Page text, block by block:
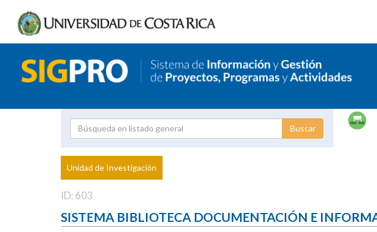
Proyecto
Investigador
Unidad de Investigación
ID: 603
SISTEMA BIBLIOTECA DOCUMENTACIÓN E